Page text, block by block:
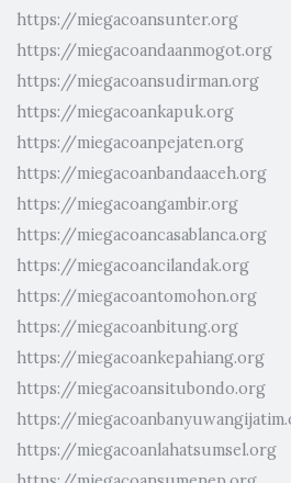
https://miegacoansunter.org
https://miegacoandaanmogot.org
https://miegacoansudirman.org
https://miegacoankapuk.org
https://miegacoanpejaten.org
https://miegacoanbandaaceh.org
https://miegacoangambir.org
https://miegacoancasablanca.org
https://miegacoancilandak.org
https://miegacoantomohon.org
https://miegacoanbitung.org
https://miegacoankepahiang.org
https://miegacoansitubondo.org
https://
https://miegacoanlahatsumsel.org